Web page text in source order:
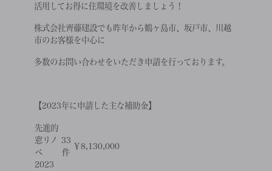
活用してお得に住環境を改善しましょう！
株式会社齊藤建設でも昨年から鶴ヶ島市、坂戸市、川越
市のお客様を中心に
多数のお問い合わせをいただき申請を行っております。
【2023年に申請した主な補助金】
先進的
窓リノ
ベ
2023
33
件
￥8,130,000